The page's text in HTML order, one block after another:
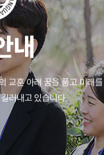
내
교훈 아래꿈을 품고 미래
길러내고 있습니다.